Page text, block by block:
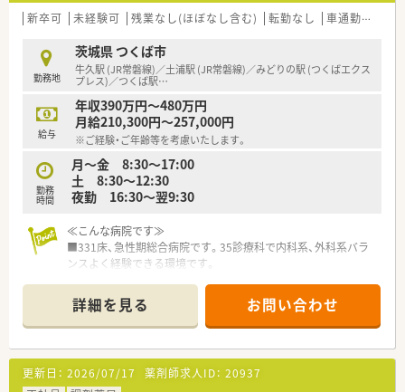
■東証プライム上場のグループ(グル―プで1000店舗以上)
■ドラッグストアでは珍しい調剤・OTCは完全に別採用なため、
調剤・OTCに特化してお仕事いただけます！
■店舗展開が近隣に多いため、転居無の異動で多くの科目の勉強
も出来ます(異動範囲：自宅より1時間圏内)。
■年間休日120日！産休・育休の取得実績多数ございます。
■学歴や年齢に関係なく、やる気のある社員には責任あるポジシ
ョンを与えています。
キャリア志向の方も、やりがいを持って働くことができる環
境！
■独身寮あり！ワンルームのマンションが光熱費込みで25,000
円 ※ご自宅通勤できる方でも入居の相談できます。
■面接後に配属先は決定します(ご自宅から60分圏内)。
新卒可 未経験可 残業なし(ほぼなし含む) 転勤なし 車通勤可
勤務地
茨城県 つくば市
牛久駅 (JR常磐線)／土浦駅 (JR常磐線)／みどりの駅 (つくばエクス
プレス)／つくば駅…
給与
年収390万円～480万円
月給210,300円～257,000円
※ご経験・ご年齢等を考慮いたします。
勤務
時間
月～金 8:30～17:00
土 8:30～12:30
夜勤 16:30～翌9:30
≪こんな病院です≫
■331床、急性期総合病院です。35診療科で内科系、外科系バラ
ンスよく経験できる環境です。
連携したチーム医療を実践しています。
■他職種とともに院内の各種ラウンドや委員会にも参加し、薬物
療法の提案などを行っています。
■がん薬物療法認定薬剤師やNST専門療法士、抗菌化学療法認定
薬剤師などの資格取得の支援も受けられる環境です。
詳細を見る お問い合わせ
更新日： 2026/07/17 薬剤師求人ID： 20937